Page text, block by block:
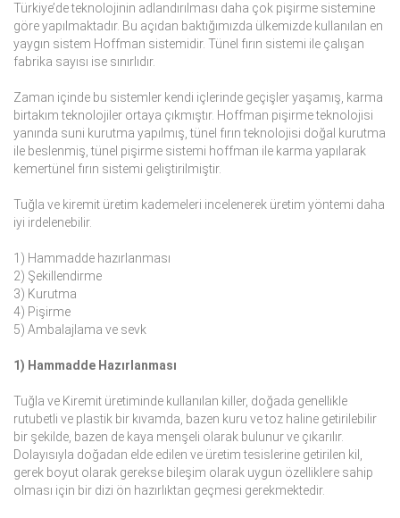
Türkiye’de teknolojinin adlandırılması daha çok pişirme sistemine
göre yapılmaktadır. Bu açıdan baktığımızda ülkemizde kullanılan en
yaygın sistem Hoffman sistemidir. Tünel fırın sistemi ile çalışan
fabrika sayısı ise sınırlıdır.
Zaman içinde bu sistemler kendi içlerinde geçişler yaşamış, karma
birtakım teknolojiler ortaya çıkmıştır. Hoffman pişirme teknolojisi
yanında suni kurutma yapılmış, tünel fırın teknolojisi doğal kurutma
ile beslenmiş, tünel pişirme sistemi hoffman ile karma yapılarak
kemertünel fırın sistemi geliştirilmiştir.
Tuğla ve kiremit üretim kademeleri incelenerek üretim yöntemi daha
iyi irdelenebilir.
1) Hammadde hazırlanması
2) Şekillendirme
3) Kurutma
4) Pişirme
5) Ambalajlama ve sevk
1) Hammadde Hazırlanması
Tuğla ve Kiremit üretiminde kullanılan killer, doğada genellikle
rutubetli ve plastik bir kıvamda, bazen kuru ve toz haline getirilebilir
bir şekilde, bazen de kaya menşeli olarak bulunur ve çıkarılır.
Dolayısıyla doğadan elde edilen ve üretim tesislerine getirilen kil,
gerek boyut olarak gerekse bileşim olarak uygun özelliklere sahip
olması için bir dizi ön hazırlıktan geçmesi gerekmektedir.